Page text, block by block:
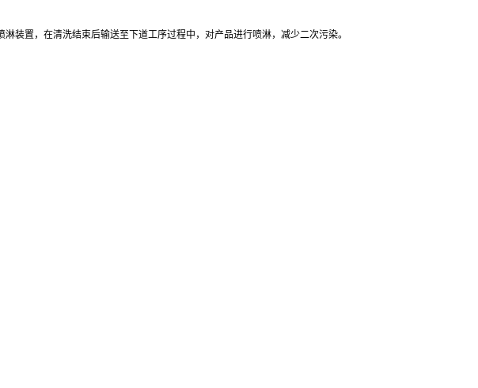
装置，在清洗结束后输送至下道工序过程中，对产品进行喷淋，减少二次污染。